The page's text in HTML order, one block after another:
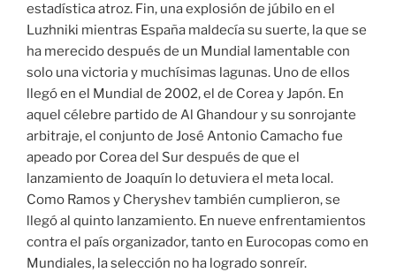
estadística atroz. Fin, una explosión de júbilo en el
Luzhniki mientras España maldecía su suerte, la que se
ha merecido después de un Mundial lamentable con
solo una victoria y muchísimas lagunas. Uno de ellos
llegó en el Mundial de 2002, el de Corea y Japón. En
aquel célebre partido de Al Ghandour y su sonrojante
arbitraje, el conjunto de José Antonio Camacho fue
apeado por Corea del Sur después de que el
lanzamiento de Joaquín lo detuviera el meta local.
Como Ramos y Cheryshev también cumplieron, se
llegó al quinto lanzamiento. En nueve enfrentamientos
contra el país organizador, tanto en Eurocopas como en
Mundiales, la selección no ha logrado sonreír.